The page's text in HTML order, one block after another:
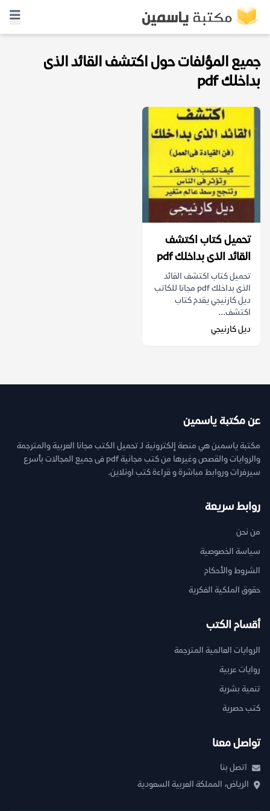
جميع المؤلفات حول اكتشف القائد الذى
بداخلك pdf
تحميل كتاب اكتشف
القائد الذى بداخلك pdf
تحميل كتاب اكتشف القائد
الذى بداخلك pdf مجانا للكاتب
ديل كارنيجي يقدم كتاب
اكتشف...
ديل كارنيجي
عن مكتبة ياسمين
مكتبة ياسمين هي منصة إلكترونية لـ تحميل الكتب مجانا العربية والمترجمة
والروايات والقصص وغيرها من كتب مجانية pdf فى جميع المجالات بأسرع
سيرفرات وروابط مباشرة و قراءة كتب اونلاين.
روابط سريعة
من نحن
سياسة الخصوصية
الشروط والأحكام
حقوق الملكية الفكرية
أقسام الكتب
الروايات العالمية المترجمة
روايات عربية
تنمية بشرية
كتب حصرية
تواصل معنا
اتصل بنا
الرياض، المملكة العربية السعودية